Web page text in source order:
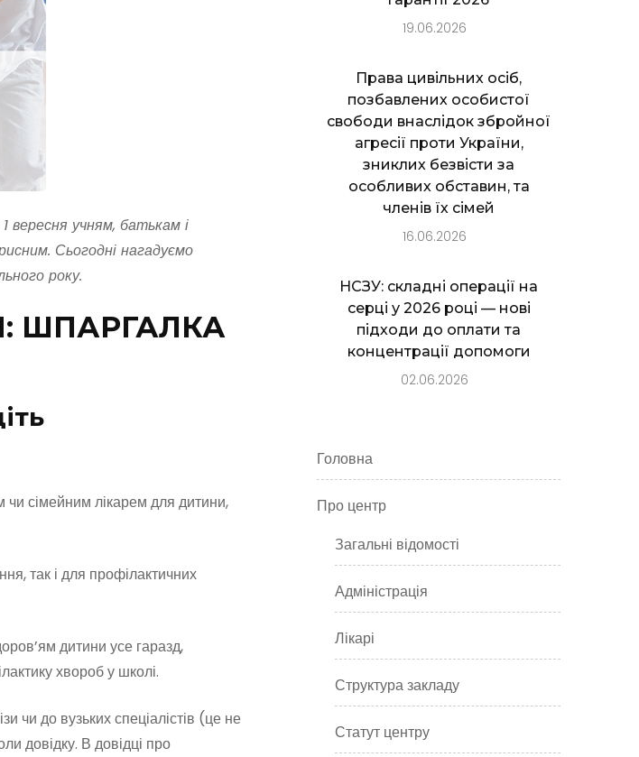
вересня учням, батькам і
Сьогодні нагадуємо
року.
ШПАРГАЛКА
чи сімейним лікарем для дитини,
так і для профілактичних
дитини усе гаразд,
хвороб у школі.
чи до вузьких спеціалістів (це не
довідку. В довідці про
19.06.2026
Права цивільних осіб,
позбавлених особистої
свободи внаслідок збройної
агресії проти України,
зниклих безвісти за
особливих обставин, та
членів їх сімей
16.06.2026
НСЗУ: складні операції на
серці у 2026 році — нові
підходи до оплати та
концентрації допомоги
02.06.2026
Головна
Про центр
Загальні відомості
Адміністрація
Лікарі
Структура закладу
Статут центру